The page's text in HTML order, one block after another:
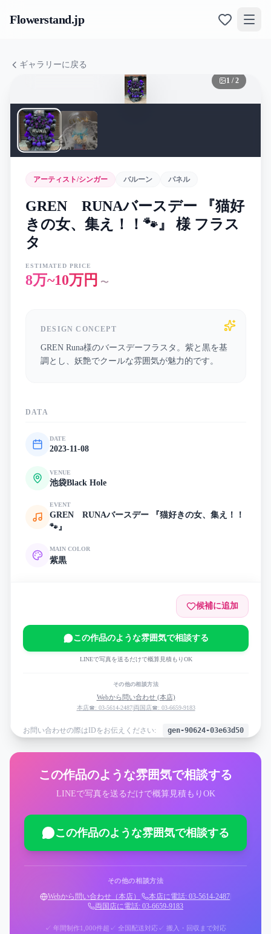
Flowerstand.jp
ギャラリーに戻る
1 /2
アーティスト/シンガー バルーン パネル
GREN RUNAバースデー 『猫好
きの女、集え！！🐾』 様 フラス
タ
ESTIMATED PRICE
8万~10万円 〜
DESIGN CONCEPT
GREN Runa様のバースデーフラスタ。紫と黒を基
調とし、妖艶でクールな雰囲気が魅力的です。
DATA
DATE
2023-11-08
VENUE
池袋Black Hole
EVENT
GREN RUNAバースデー 『猫好きの女、集え！！
🐾』
MAIN COLOR
紫黒
候補に追加
この作品のような雰囲気で相談する
LINEで写真を送るだけで概算見積もりOK
その他の相談方法
Webから問い合わせ (本店)
本店☎: 03-5614-2487|両国店☎: 03-6659-9183
お問い合わせの際はIDをお伝えください: gen-90624-03e63d50
この作品のような雰囲気で相談する
LINEで写真を送るだけで概算見積もりOK
この作品のような雰囲気で相談する
その他の相談方法
Webから問い合わせ（本店） 本店に電話: 03-5614-2487
両国店に電話: 03-6659-9183
✓ 年間制作1,000件超 ✓ 全国配送対応 ✓ 搬入・回収まで対応